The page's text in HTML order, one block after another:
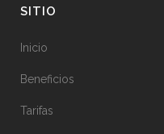
SITIO
Inicio
Beneficios
Tarifas